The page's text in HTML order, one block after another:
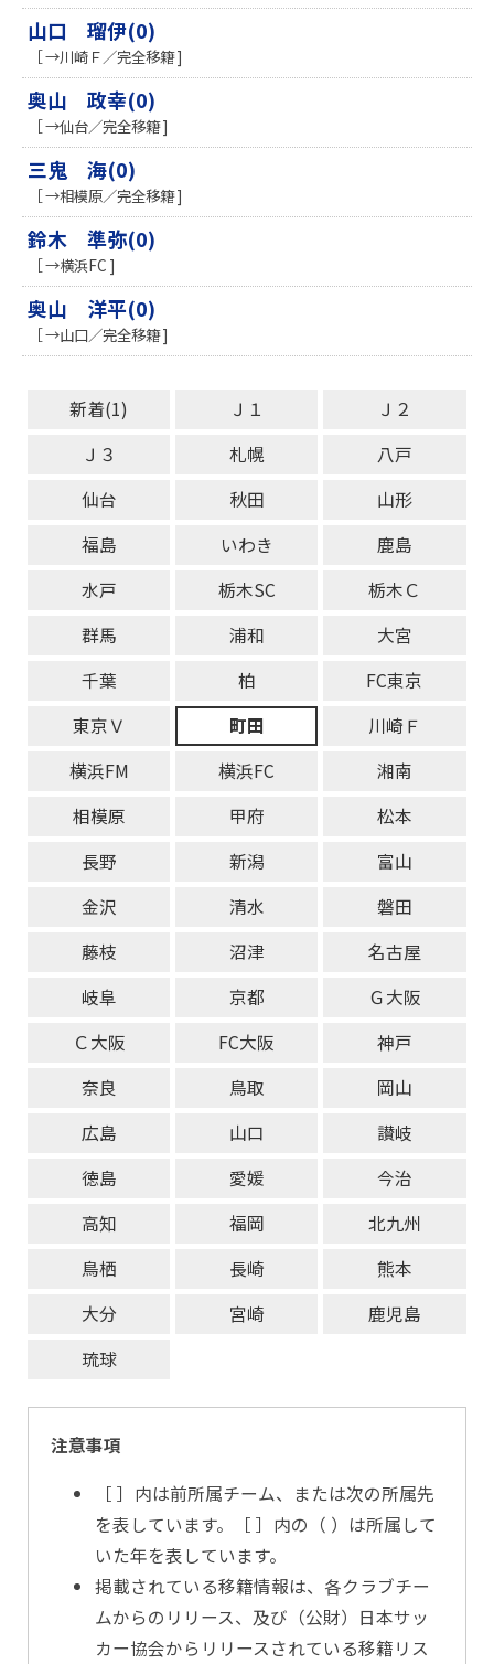
山口 瑠伊(0)
［ →川崎Ｆ／完全移籍 ]
奥山 政幸(0)
［ →仙台／完全移籍 ]
三鬼 海(0)
［ →相模原／完全移籍 ]
鈴木 準弥(0)
［ →横浜FC ]
奥山 洋平(0)
［ →山口／完全移籍 ]
新着(1) Ｊ１
Ｊ２
Ｊ３
札幌
八戸
仙台
秋田
山形
福島
いわき
鹿島
水戸
栃木SC
栃木Ｃ
群馬
浦和
大宮
千葉
柏
FC東京
東京Ｖ
町田
川崎Ｆ
横浜FM
横浜FC
湘南
相模原
甲府
松本
長野
新潟
富山
金沢
清水
磐田
藤枝
沼津
名古屋
岐阜
京都
Ｇ大阪
Ｃ大阪
FC大阪
神戸
奈良
鳥取
岡山
広島
山口
讃岐
徳島
愛媛
今治
高知
福岡
北九州
鳥栖
長崎
熊本
大分
宮崎
鹿児島
琉球
注意事項
［ ］内は前所属チーム、または次の所属先
を表しています。［ ］内の（ ）は所属して
いた年を表しています。
掲載されている移籍情報は、各クラブチー
ムからのリリース、及び（公財）日本サッ
カー協会からリリースされている移籍リス